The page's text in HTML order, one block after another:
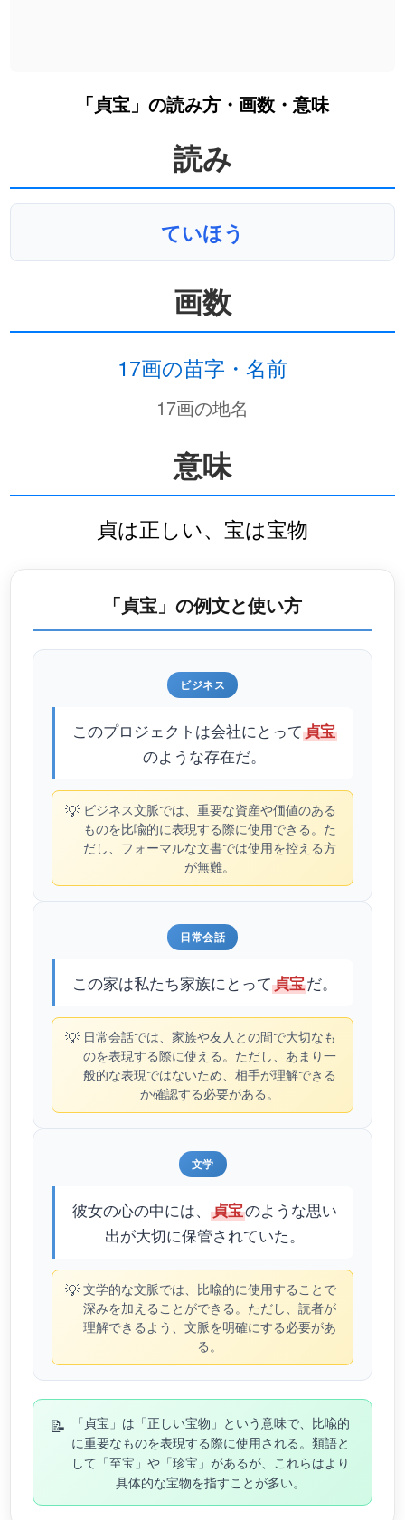
「貞宝」の読み方・画数・意味
読み
ていほう
画数
17画の苗字・名前
17画の地名
意味
貞は正しい、宝は宝物
「貞宝」の例文と使い方
ビジネス
このプロジェクトは会社にとって貞宝
のような存在だ。
💡 ビジネス文脈では、重要な資産や価値のある
ものを比喩的に表現する際に使用できる。た
だし、フォーマルな文書では使用を控える方
が無難。
日常会話
この家は私たち家族にとって貞宝だ。
💡 日常会話では、家族や友人との間で大切なも
のを表現する際に使える。ただし、あまり一
般的な表現ではないため、相手が理解できる
か確認する必要がある。
文学
彼女の心の中には、 貞宝のような思い
出が大切に保管されていた。
💡 文学的な文脈では、比喩的に使用することで
深みを加えることができる。ただし、読者が
理解できるよう、文脈を明確にする必要があ
る。
📝
「貞宝」は「正しい宝物」という意味で、比喩的
に重要なものを表現する際に使用される。類語と
して「至宝」や「珍宝」があるが、これらはより
具体的な宝物を指すことが多い。